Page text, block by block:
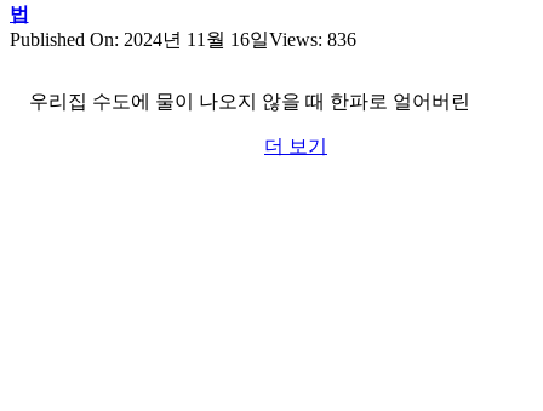
법
Published On: 2024년 11월 16일Views: 836
우리집 수도에 물이 나오지 않을 때 한파로 얼어버린
더 보기